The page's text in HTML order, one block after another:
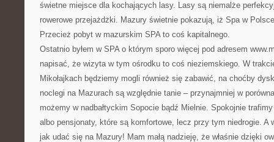
świetne miejsce dla kochających lasy. Lasy są niemalże
rowerowe przejażdżki. Mazury świetnie pokazują, iż Spa w
Przecież pobyt w mazurskim SPA to coś kapitalnego.
Ostatnio byłem w SPA o którym sporo więcej pod adresem
napisać, że wizyta w tym ośrodku to coś nieziemskiego. W
Mikołajkach będziemy mogli również się zabawić, na choćby
noclegi na Mazurach są względnie tanie – przynajmniej w
możemy w nadbałtyckim Sopocie bądź Mielnie. Spokojnie
albo pensjonaty, które są komfortowe, lecz przy tym niedrogie. A
jak udać się na Mazury! Mam małą nadzieję, że właśnie dzięki